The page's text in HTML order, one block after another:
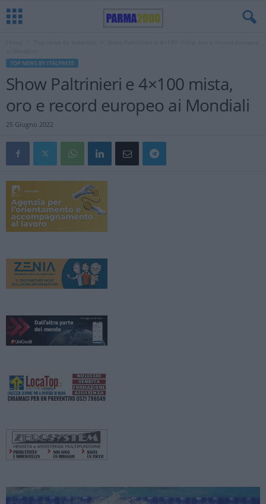
TOP NEWS BY ITALPRESS
Show Paltrinieri e 4×100 mista,
oro e record europeo ai Mondiali
25 Giugno 2022